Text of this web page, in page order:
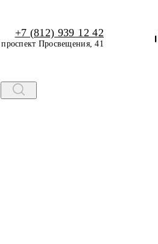
+7 (812) 939 12 42
проспект Просвещения, 41